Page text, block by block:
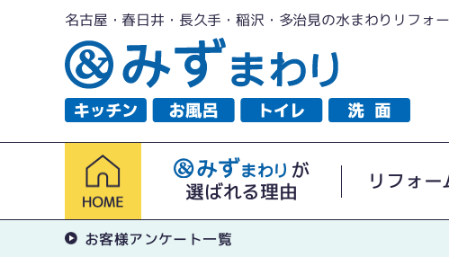
名古屋・春日井・長久手・稲沢・多治見の水まわりリフォ
が
選ばれる理由
リフォ
お客様アンケート一覧